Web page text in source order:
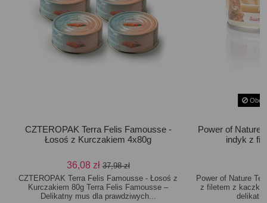
CZTEROPAK Terra Felis Famousse -
Łosoś z Kurczakiem 4x80g
36,08 zł37,98 zł
CZTEROPAK Terra Felis Famousse - Łosoś z
Kurczakiem 80g Terra Felis Famousse –
Delikatny mus dla prawdziwych...
Power of Nature
indyk z
Power of Nature
z filetem z kaczki